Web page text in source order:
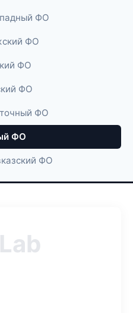
ФО
ФО
ФО
ФО
ФО
ФО
ФО